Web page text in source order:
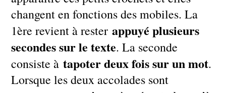
changent en fonctions des mobiles. La
1ère revient à resterappuyé plusieurs
secondes sur le texte. La seconde
consiste àtapoter deux fois sur un mot.
Lorsque les deux accolades sont